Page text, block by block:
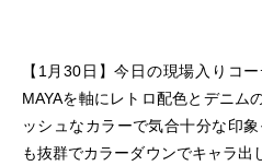
【1月30日】今日の現場入りコ
MAYAを軸にレトロ配色とデニム
ッシュなカラーで気合十分な印
も抜群でカラーダウンでキャラ出